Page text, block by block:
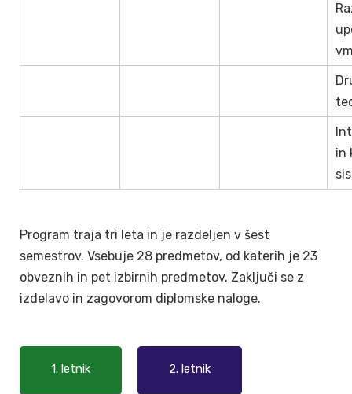
in
Program traja tri leta in je razdeljen v šest
semestrov. Vsebuje 28 predmetov, od katerih je 23
obveznih in pet izbirnih predmetov. Zaključi se z
izdelavo in zagovorom diplomske naloge.
1. letnik 2. letnik